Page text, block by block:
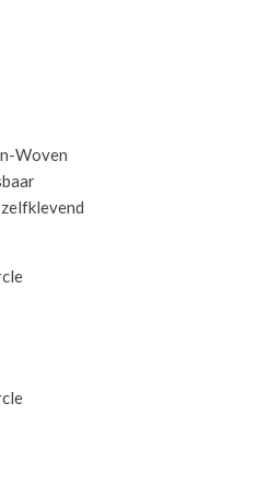
Woven